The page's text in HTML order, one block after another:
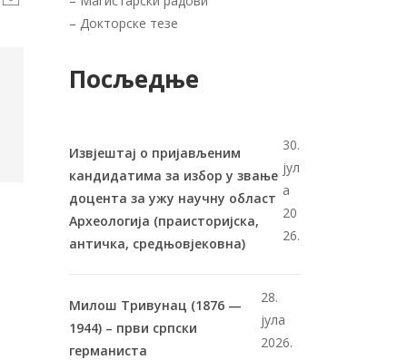
– Докторске тезе
Посљедње
Извјештај о пријављеним
кандидатима за избор у звање
доцента за ужу научну област
Археологија (праисторијска,
античка, средњовјековна)
30.
јул
а
20
26.
Милош Тривунац (1876 —
1944) – први српски
германиста
28.
јула
2026.